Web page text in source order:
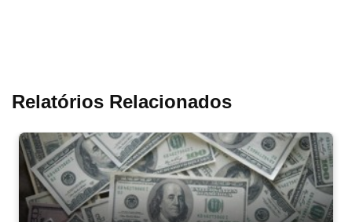
Relatórios Relacionados